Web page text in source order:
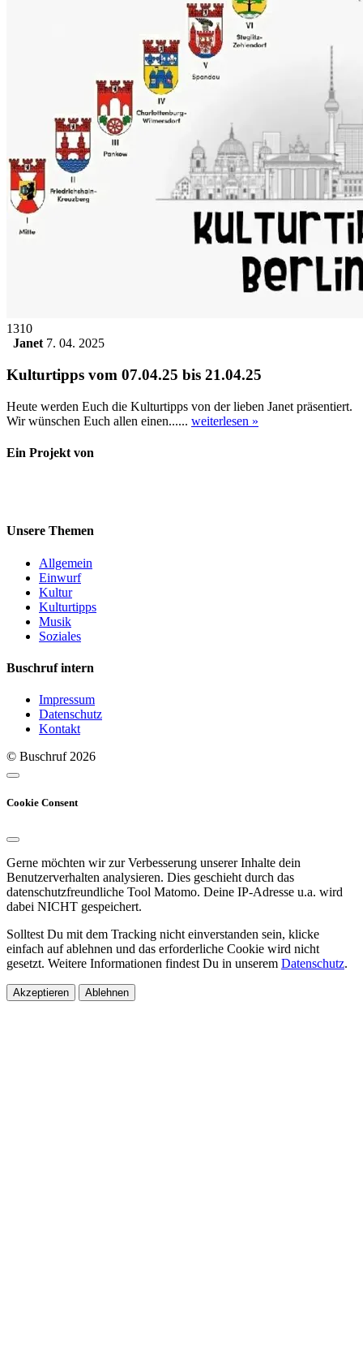
1310
Janet 7. 04. 2025
Kulturtipps vom 07.04.25 bis 21.04.25
Heute werden Euch die Kulturtipps von der lieben Janet präsentiert.
Wir wünschen Euch allen einen...... weiterlesen »
Ein Projekt von
Unsere Themen
Allgemein
Einwurf
Kultur
Kulturtipps
Musik
Soziales
Buschruf intern
Impressum
Datenschutz
Kontakt
© Buschruf 2026
Cookie Consent
Gerne möchten wir zur Verbesserung unserer Inhalte dein
Benutzerverhalten analysieren. Dies geschieht durch das
datenschutzfreundliche Tool Matomo. Deine IP-Adresse u.a. wird
dabei NICHT gespeichert.
Solltest Du mit dem Tracking nicht einverstanden sein, klicke
einfach auf ablehnen und das erforderliche Cookie wird nicht
gesetzt. Weitere Informationen findest Du in unserem Datenschutz.
Akzeptieren Ablehnen